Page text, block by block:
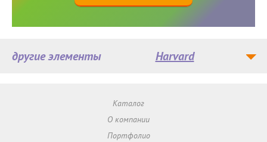
другие элементы Harvard
Каталог
О компании
Портфолио